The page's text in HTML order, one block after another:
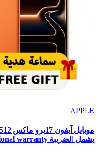
APPLE
يشمل الضريبة with international warranty